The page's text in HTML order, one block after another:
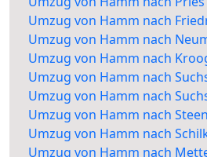
Umzug von Hamm nach
Umzug von Hamm nach
Umzug von Hamm nach
Umzug von Hamm nach
Umzug von Hamm nach
Umzug von Hamm nach
Umzug von Hamm nach
Umzug von Hamm nach